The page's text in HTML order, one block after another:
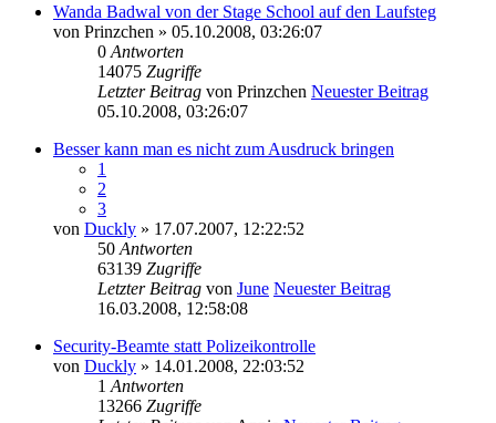
Wanda Badwal von der Stage School auf den Laufsteg
von Prinzchen » 05.10.2008, 03:26:07
0 Antworten
14075 Zugriffe
Letzter Beitrag von Prinzchen Neuester Beitrag
05.10.2008, 03:26:07
Besser kann man es nicht zum Ausdruck bringen
1
2
3
von Duckly » 17.07.2007, 12:22:52
50 Antworten
63139 Zugriffe
Letzter Beitrag von June Neuester Beitrag
16.03.2008, 12:58:08
Security-Beamte statt Polizeikontrolle
von Duckly » 14.01.2008, 22:03:52
1 Antworten
13266 Zugriffe